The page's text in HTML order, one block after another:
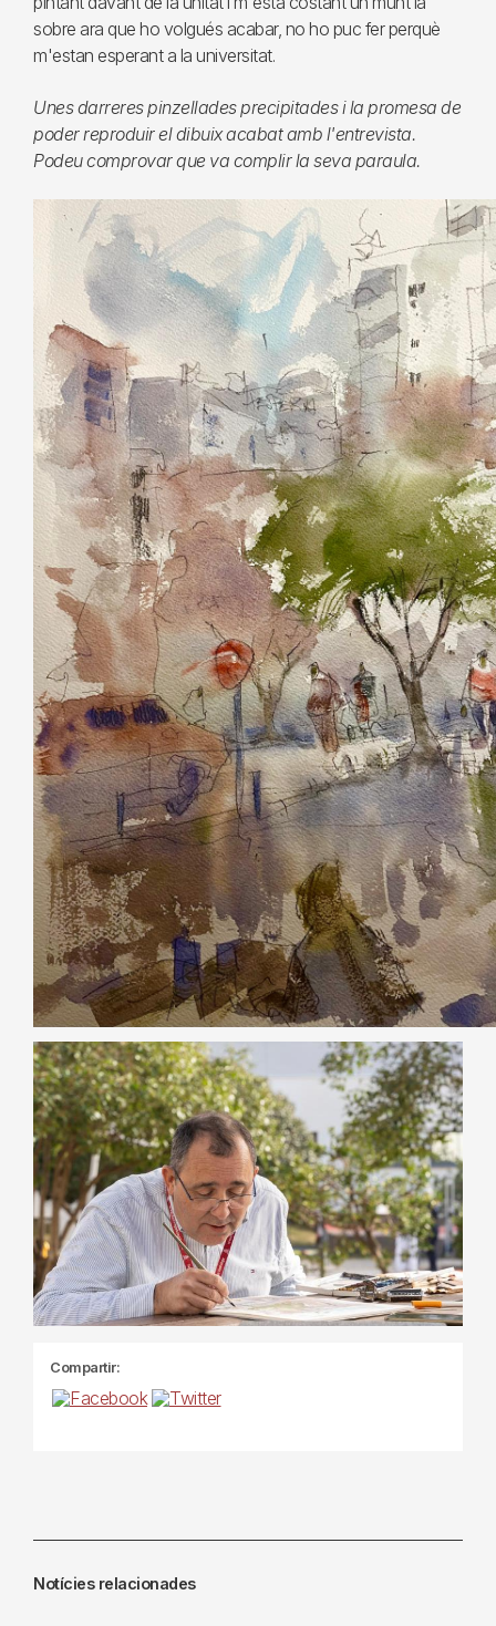
sobre ara que ho volgués acabar, no ho puc fer perquè
m'estan esperant a la universitat.
Unes darreres pinzellades precipitades i la promesa de
poder reproduir el dibuix acabat amb l'entrevista.
Podeu comprovar que va complir la seva paraula.
Compartir:
Notícies relacionades